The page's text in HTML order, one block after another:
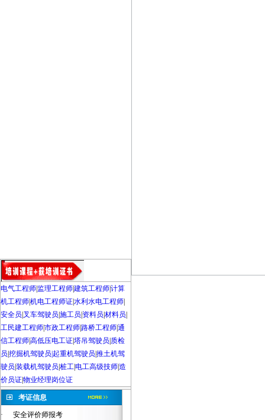
电气工程师 监理工程师建筑工程师计算
机工程师机电工程师证水利水电工程师
安全员 叉车驾驶员 施工员 资料员 材料员
工民建工程师市政工程师路桥工程师通
信工程师高低压电工证塔吊驾驶员 质检
员 挖掘机驾驶员|起重机驾驶员 推土机驾
驶员 装载机驾驶员 桩工电工高级技师造
价员证物业经理岗位证
考证信息
·
安全评价师报考